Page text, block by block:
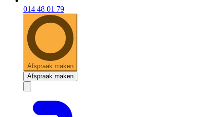
014 48 01 79
Afspraak maken
Afspraak maken